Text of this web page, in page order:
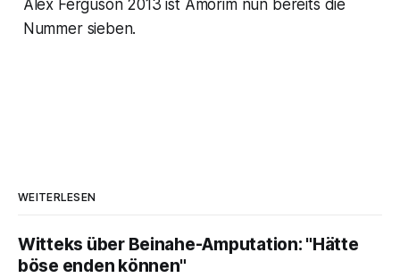
Alex Ferguson 2013 ist Amorim nun bereits die
Nummer sieben.
WEITERLESEN
Witteks über Beinahe-Amputation: "Hätte
böse enden können"